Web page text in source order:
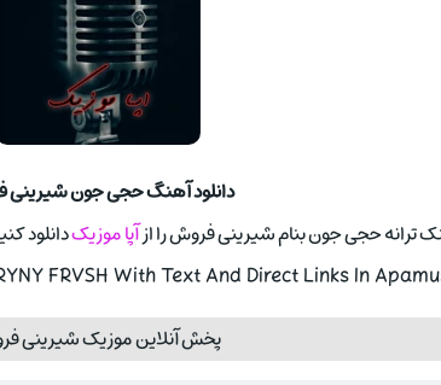
دانلود آهنگ حجی جون
ترانه حجی جون بنام شیرینی فروش را ازآپا موزیکدانلود
FRVSH With Text And Direct Links In
پخش آنلاین موزیک شیرینی